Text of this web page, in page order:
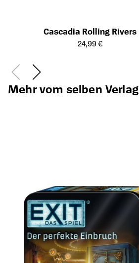
Cascadia Rolling Rivers
Öffnet die Detailseite des Produkts
24,99 €
Mehr vom selben Verlag